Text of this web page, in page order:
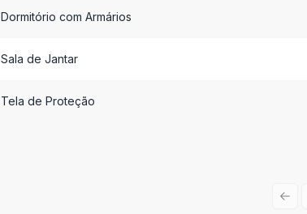
Dormitório com Armários
Sala de Jantar
Tela de Proteção